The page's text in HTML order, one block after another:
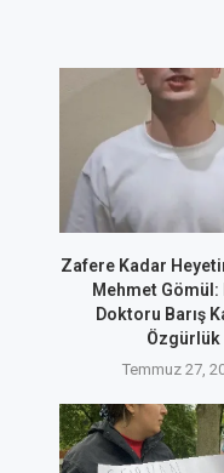
Zafere Kadar
Mehmet Gömül:
Doktoru Barış
Özgürlük
Temmuz 27,